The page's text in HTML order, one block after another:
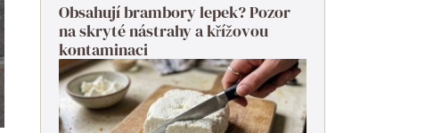
Obsahují brambory lepek? Pozor
na skryté nástrahy a křížovou
kontaminaci